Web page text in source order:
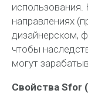
направлениях
дизайнерском,
чтобы
могут
Свойства Sfor